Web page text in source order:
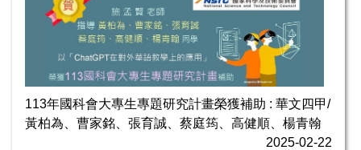
113年國科會大專生專題研究計畫榮獲補助 : 華文四甲/
黃柏為、曹家銘、張育誠、蔡庭筠、高健順、楊青翰
2025-02-22